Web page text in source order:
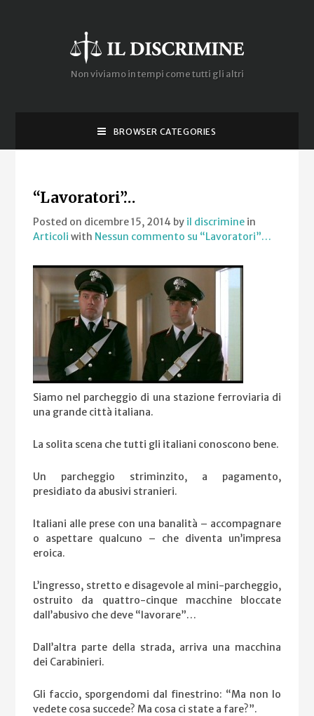
Non viviamo in tempi come tutti gli altri
BROWSER CATEGORIES
“Lavoratori”…
Posted on dicembre 15, 2014 by il discrimine in
Articoli with Nessun commento su “Lavoratori”…
Siamo nel parcheggio di una stazione ferroviaria di
una grande città italiana.
La solita scena che tutti gli italiani conoscono bene.
Un parcheggio striminzito, a pagamento,
presidiato da abusivi stranieri.
Italiani alle prese con una banalità – accompagnare
o aspettare qualcuno – che diventa un’impresa
eroica.
L’ingresso, stretto e disagevole al mini-parcheggio,
ostruito da quattro-cinque macchine bloccate
dall’abusivo che deve “lavorare”…
Dall’altra parte della strada, arriva una macchina
dei Carabinieri.
Gli faccio, sporgendomi dal finestrino: “Ma non lo
vedete cosa succede? Ma cosa ci state a fare?”.